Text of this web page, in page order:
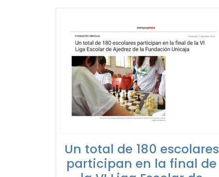
Un total de 180 escolares
participan en la final de